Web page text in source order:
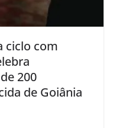
ciclo com
200
de Goiânia